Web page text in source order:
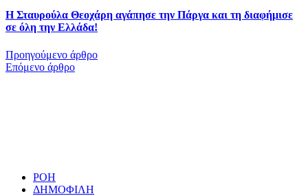
Η Σταυρούλα Θεοχάρη αγάπησε την Πάργα και τη διαφήμισε
σε όλη την Ελλάδα!
Προηγούμενο άρθρο
Επόμενο άρθρο
ΡΟΗ
ΔΗΜΟΦΙΛΗ